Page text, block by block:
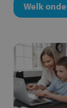
Welk